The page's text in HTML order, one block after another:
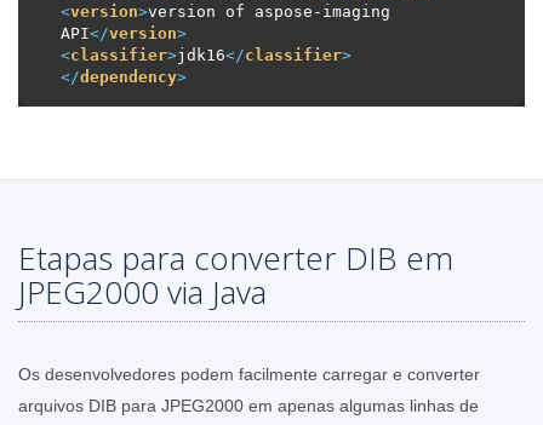
<version>version of aspose-imaging
API</version>
<classifier>jdk16</classifier>
</dependency>
Etapas para converter DIB em
JPEG2000 via Java
Os desenvolvedores podem facilmente carregar e converter
arquivos DIB para JPEG2000 em apenas algumas linhas de